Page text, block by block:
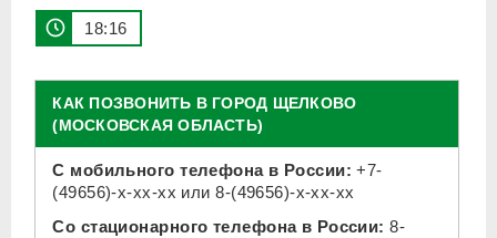
18:16
КАК ПОЗВОНИТЬ В ГОРОД ЩЕЛКОВО
(МОСКОВСКАЯ ОБЛАСТЬ)
С мобильного телефона в России: +7-
(49656)-x-xx-xx или8-(49656)-x-xx-xx
Со стационарного телефона в России: 8-